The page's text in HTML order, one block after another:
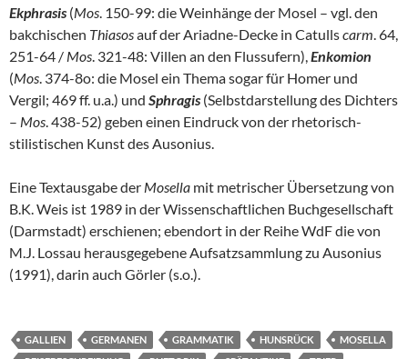
Ekphrasis (Mos. 150-99: die Weinhänge der Mosel – vgl. den
bakchischen Thiasosauf der Ariadne-Decke in Catullscarm. 64,
251-64 / Mos. 321-48: Villen an den Flussufern),Enkomion
(Mos. 374-8o: die Mosel ein Thema sogar für Homer und
Vergil; 469 ff. u.a.) und Sphragis (Selbstdarstellung des Dichters
– Mos. 438-52) geben einen Eindruck von der rhetorisch-
stilistischen Kunst des Ausonius.
Eine Textausgabe der Mosella mit metrischer Übersetzung von
B.K. Weis ist 1989 in der Wissenschaftlichen Buchgesellschaft
(Darmstadt) erschienen; ebendort in der Reihe WdF die von
M.J. Lossau herausgegebene Aufsatzsammlung zu Ausonius
(1991), darin auch Görler (s.o.).
GALLIEN GERMANEN GRAMMATIK HUNSRÜCK
MOSELLA